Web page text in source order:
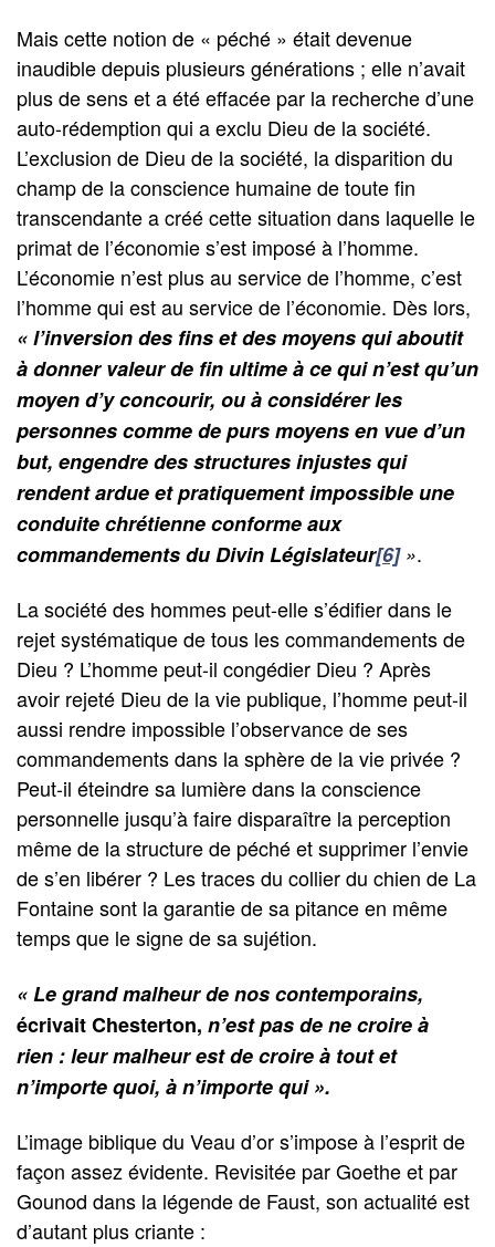
Mais cette notion de « péché » était devenue
inaudible depuis plusieurs générations ; elle n’avait
plus de sens et a été effacée par la recherche d’une
auto-rédemption qui a exclu Dieu de la société.
L’exclusion de Dieu de la société, la disparition du
champ de la conscience humaine de toute fin
transcendante a créé cette situation dans laquelle le
primat de l’économie s’est imposé à l’homme.
L’économie n’est plus au service de l’homme, c’est
l’homme qui est au service de l’économie. Dès lors,
« l’inversion des fins et des moyens qui aboutit
à donner valeur de fin ultime à ce qui n’est qu’un
moyen d’y concourir, ou à considérer les
personnes comme de purs moyens en vue d’un
but, engendre des structures injustes qui
rendent ardue et pratiquement impossible une
conduite chrétienne conforme aux
commandements du Divin Législateur[6]».
La société des hommes peut-elle s’édifier dans le
rejet systématique de tous les commandements de
Dieu ? L’homme peut-il congédier Dieu ? Après
avoir rejeté Dieu de la vie publique, l’homme peut-il
aussi rendre impossible l’observance de ses
commandements dans la sphère de la vie privée ?
Peut-il éteindre sa lumière dans la conscience
personnelle jusqu’à faire disparaître la perception
même de la structure de péché et supprimer l’envie
de s’en libérer ? Les traces du collier du chien de La
Fontaine sont la garantie de sa pitance en même
temps que le signe de sa sujétion.
« Le grand malheur de nos contemporains,
écrivait Chesterton, n’est pas de ne croire à
rien : leur malheur est de croire à tout et
n’importe quoi, à n’importe qui ».
L’image biblique du Veau d’or s’impose à l’esprit de
façon assez évidente. Revisitée par Goethe et par
Gounod dans la légende de Faust, son actualité est
d’autant plus criante :